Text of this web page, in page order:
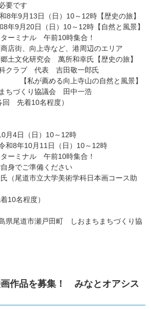
要です
8年9月13日（日）10～12時【歴史の旅】
8年9月20日（日）10～12時【自然と風景】
ーミナル 午前10時集合！
店街、向上寺など、港周辺のエリア
土文化研究会 萬所和幸氏【歴史の旅】
代表 吉田敬一郎氏
向上寺山の自然と風景】
り協議会 田中一浩
先着10名程度）
月4日（日）10～12時
10月11日（日）10～12時
ーミナル 午前10時集合！
身でご準備ください
（尾道市立大学美術学科日本画コース助
10名程度）
県尾道市瀬戸田町 しおまちまちづくり協
画作品を募集！ みなとオアシス